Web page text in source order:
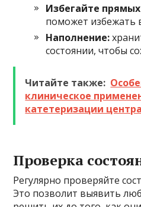
Избегайте
поможет избежать
Наполнение:
состоянии, чтобы
Читайте также:
клиническое
катетеризации
Проверка
Регулярно проверяйте
Это позволит выявить